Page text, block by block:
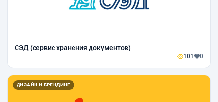
СЭД (сервис хранения документов)
101 0
ДИЗАЙН И БРЕНДИНГ